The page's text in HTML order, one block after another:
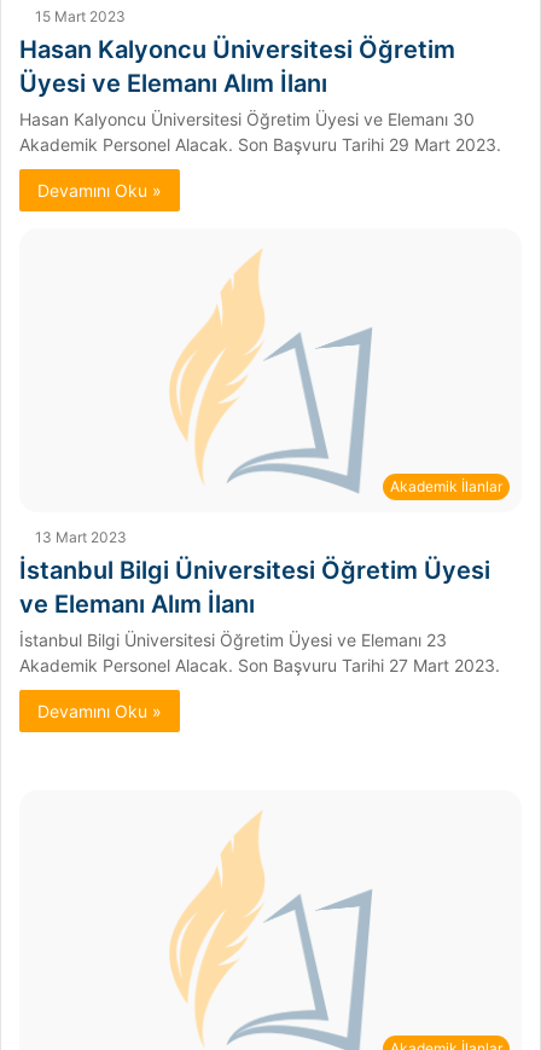
15 Mart 2023
Hasan Kalyoncu Üniversitesi Öğretim
Üyesi ve Elemanı Alım İlanı
Hasan Kalyoncu Üniversitesi Öğretim Üyesi ve Elemanı 30
Akademik Personel Alacak. Son Başvuru Tarihi 29 Mart 2023.
Devamını Oku »
Akademik İlanlar
13 Mart 2023
İstanbul Bilgi Üniversitesi Öğretim Üyesi
ve Elemanı Alım İlanı
İstanbul Bilgi Üniversitesi Öğretim Üyesi ve Elemanı 23
Akademik Personel Alacak. Son Başvuru Tarihi 27 Mart 2023.
Devamını Oku »